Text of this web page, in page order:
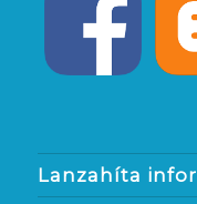
Lanzahíta